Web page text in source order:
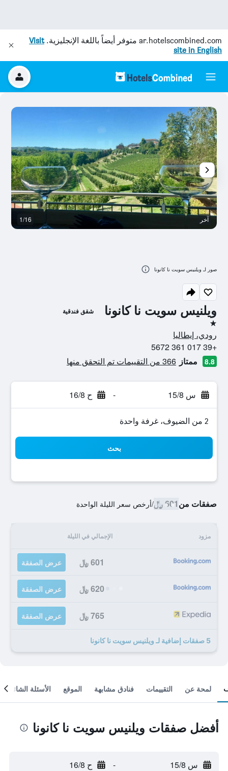
ar.hotelscombined.com متوفر أيضاً باللغة الإنجليزية.Visit
site in English
ويلنيس سويت نا كانونا شقق فندقية
نجمة واحدة
رودي، إيطاليا
+39 017 361 5672
8.8 ممتاز 366 من التقييمات تم التحقق منها
س 15/8 - ح 16/8
2 من الضيوف، غرفة واحدة
بحث
صفقات من601 ﷼ /أرخص سعر الليلة الواحدة
مزود الإجمالي في الليلة
601 ﷼ عرض الصفقة
620 ﷼ عرض الصفقة
765 ﷼ عرض الصفقة
5 صفقات إضافية لـ ويلنيس سويت نا كانونا
آخر 1/16
صور لـ ويلنيس سويت نا كانونا
لمحة عن التقييمات فنادق مشابهة الموقع الأسئلة الشائعة
أفضل صفقات ويلنيس سويت نا كانونا
س 15/8 - ح 16/8